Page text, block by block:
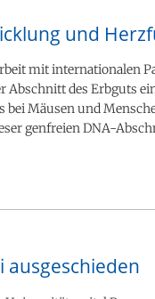
und
mit internationalen
Abschnitt des Erbguts
Mäusen und
genfreien DNA-